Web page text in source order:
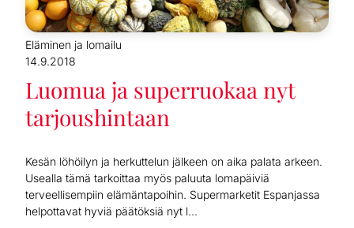
Eläminen ja lomailu
14.9.2018
Luomua ja superruokaa nyt
tarjoushintaan
Kesän löhöilyn ja herkuttelun jälkeen on aika palata arkeen.
Usealla tämä tarkoittaa myös paluuta lomapäiviä
terveellisempiin elämäntapoihin. Supermarketit Espanjassa
helpottavat hyviä päätöksiä nyt l...